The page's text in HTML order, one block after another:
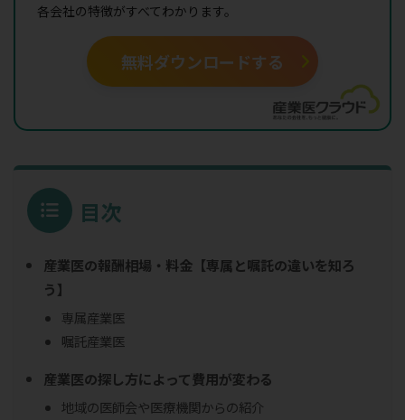
各会社の特徴がすべてわかります。
無料ダウンロードする
目次
産業医の報酬相場・料金【専属と嘱託の違いを知ろ
う】
専属産業医
嘱託産業医
産業医の探し方によって費用が変わる
地域の医師会や医療機関からの紹介